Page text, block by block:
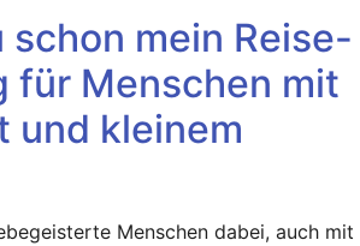
schon mein Reise-
für Menschen mit
und kleinem
Menschen dabei, auch mit